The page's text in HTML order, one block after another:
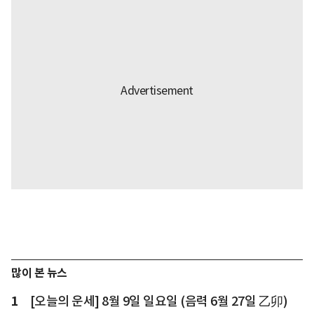
많이 본 뉴스
1 [오늘의 운세] 8월 9일 일요일 (음력 6월 27일 乙卯)